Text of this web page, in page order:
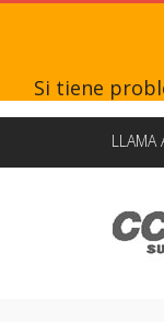
Si tiene
LLAMA